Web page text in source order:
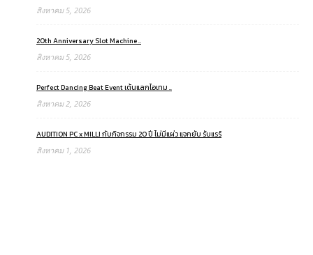
สิงหาคม 5, 2026
20th Anniversary Slot Machine ..
สิงหาคม 5, 2026
Perfect Dancing Beat Event เต้นแลกไอเทม ..
สิงหาคม 2, 2026
AUDITION PC x MILLI กับกิจกรรม 20 ปี ไม่มีแผ่ว แจกยับ รับแรร์
สิงหาคม 1, 2026